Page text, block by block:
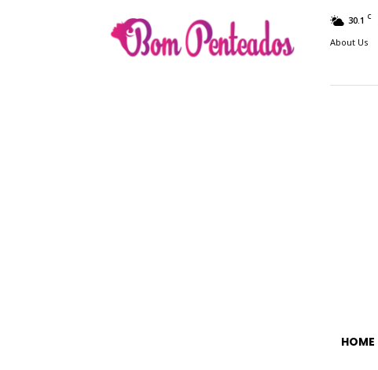
Penteados
30.1 C
About Us
HOME